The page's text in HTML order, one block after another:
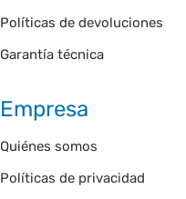
Políticas de devoluciones
Garantía técnica
Empresa
Quiénes somos
Políticas de privacidad